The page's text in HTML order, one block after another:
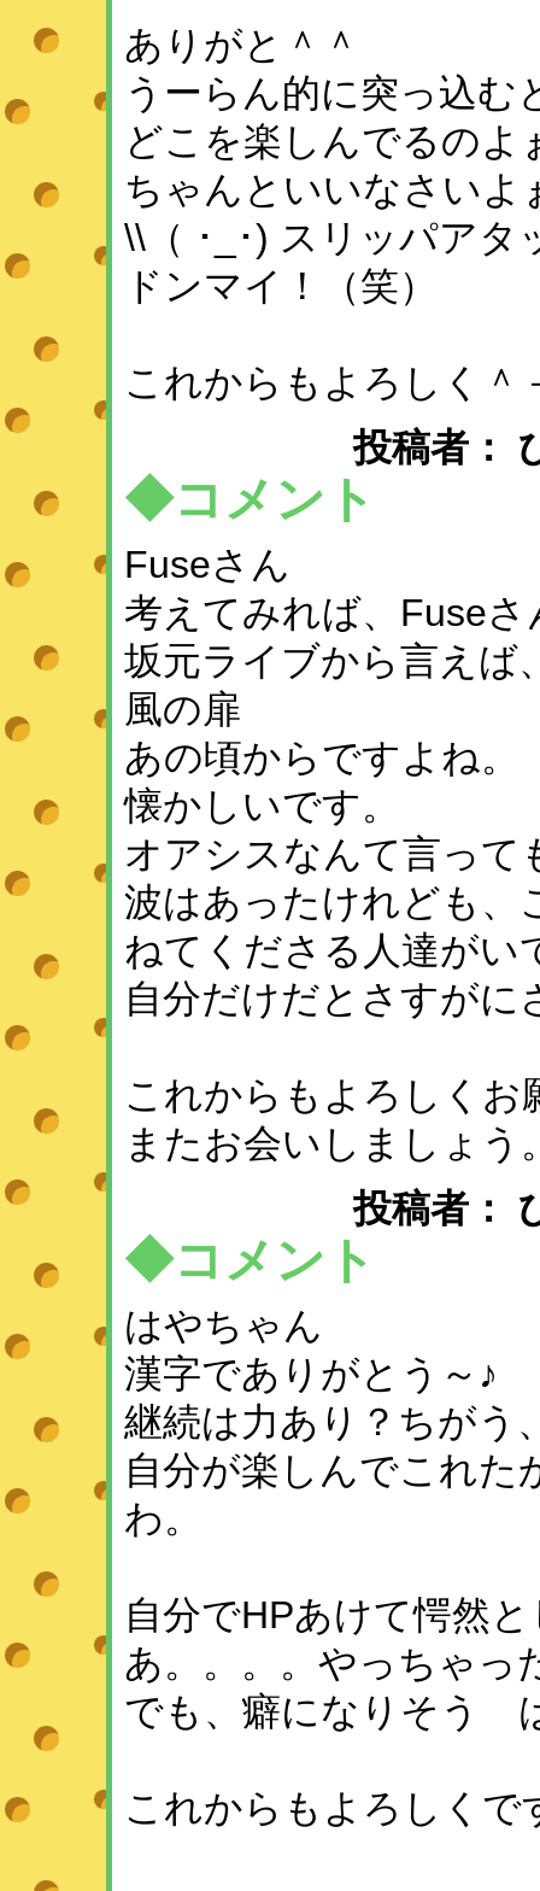
ありがと＾＾
うーらん的に突っ込む
どこを楽しんでるのよ
ちゃんといいなさいよ
\\（ ･_･) スリッパア
ドンマイ！（笑）
これからもよろしく＾
投稿者：
◆コメント
Fuseさん
考えてみれば、Fuse
坂元ライブから言えば
風の扉
あの頃からですよね。
懐かしいです。
オアシスなんて言って
波はあったけれども、
ねてくださる人達がい
自分だけだとさすがに
これからもよろしくお
またお会いしましょう
投稿者：
◆コメント
はやちゃん
漢字でありがとう～♪
継続は力あり？ちがう
自分が楽しんでこれた
わ。
自分でHPあけて愕然
あ。。。。やっちゃっ
でも、癖になりそう
これからもよろしくで